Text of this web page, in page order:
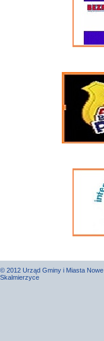
© 2012 Urząd Gminy i Miasta Nowe
Skalmierzyce